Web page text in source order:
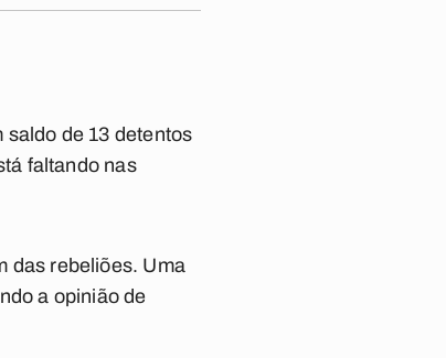
de 13 detentos
faltando nas
das rebeliões. Uma
a opinião de